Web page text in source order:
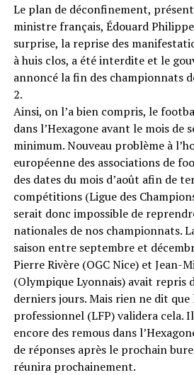
Le plan de déconfinement,
ministre français, Édouard
surprise, la reprise des
à huis clos, a été interdite et le
annoncé la fin des championnats
2.
Ainsi, on l’a bien compris, le
dans l’Hexagone avant le mois de
minimum. Nouveau problème à
européenne des associations de
des dates du mois d’août afin de
compétitions (Ligue des
serait donc impossible de
nationales de nos championnats.
saison entre septembre et
Pierre Rivère (OGC Nice) et Jean-
(Olympique Lyonnais) avait repris
derniers jours. Mais rien ne dit
professionnel (LFP) validera cela.
encore des remous dans
de réponses après le prochain
réunira prochainement.